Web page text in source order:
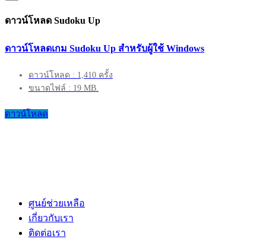
ดาวน์โหลด Sudoku Up
ดาวน์โหลดเกม Sudoku Up สำหรับผู้ใช้ Windows
ดาวน์โหลด : 1,410 ครั้ง
ขนาดไฟล์ : 19 MB.
ดาวน์โหลด
ศูนย์ช่วยเหลือ
เกี่ยวกับเรา
ติดต่อเรา